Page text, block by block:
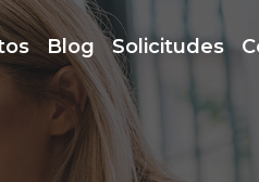
Blog Solicitudes